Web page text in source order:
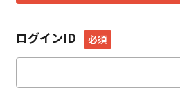
ログインID 必須